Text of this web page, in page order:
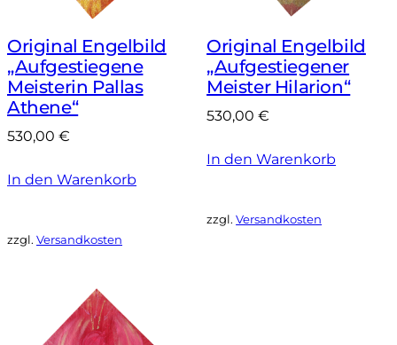
Original Engelbild
„Aufgestiegene
Meisterin Pallas
Athene“
530,00 €
In den Warenkorb
zzgl. Versandkosten
Original Engelbild
„Aufgestiegener
Meister Hilarion“
530,00€
In den Warenkorb
zzgl.Versandkosten